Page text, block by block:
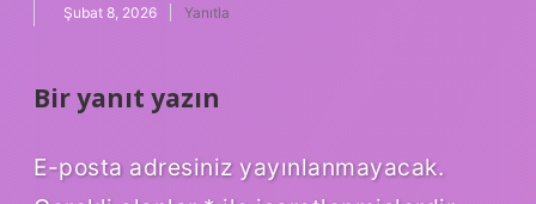
Şubat 8, 2026 Yanıtla
Bir yanıt yazın
E-posta adresiniz yayınlanmayacak.